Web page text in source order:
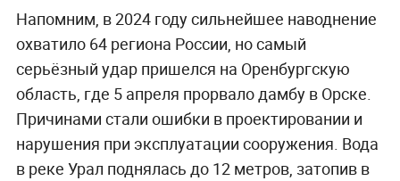
Напомним, в 2024 году сильнейшее наводнение
охватило 64 региона России, но самый
серьёзный удар пришелся на Оренбургскую
область, где 5 апреля прорвало дамбу в Орске.
Причинами стали ошибки в проектировании и
нарушения при эксплуатации сооружения. Вода
в реке Урал поднялась до 12 метров, затопив в